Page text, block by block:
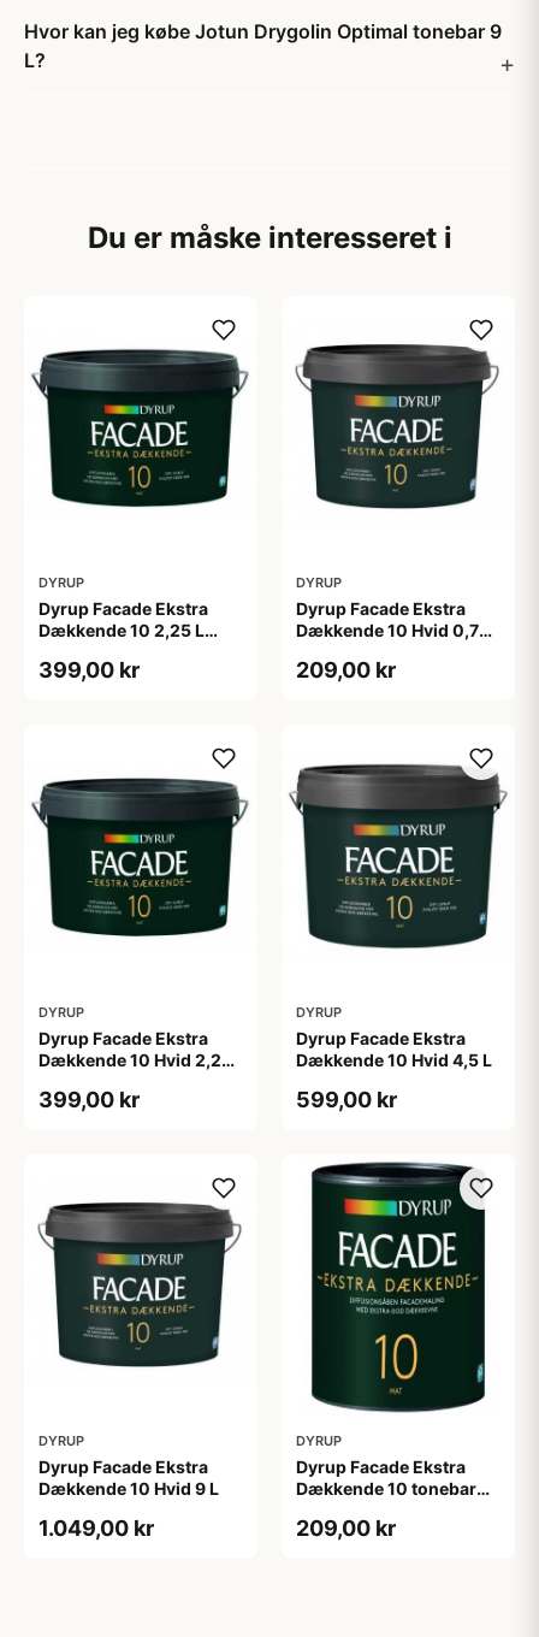
Hvor kan jeg købe Jotun Drygolin Optimal tonebar 9
L?
Du er måske interesseret i
DYRUP
Dyrup Facade Ekstra
Dækkende 10 2,25 L
399,00 kr
DYRUP
Dyrup Facade Ekstra
Dækkende 10 Hvid 0,75
209,00 kr
DYRUP
Dyrup Facade Ekstra
Dækkende 10 Hvid 2,25
399,00 kr
DYRUP
Dyrup Facade Ekstra
Dækkende 10 Hvid 4,5 L
599,00 kr
DYRUP
Dyrup Facade Ekstra
Dækkende 10 Hvid 9 L
1.049,00 kr
DYRUP
Dyrup Facade Ekstra
Dækkende 10 tonebar
209,00 kr